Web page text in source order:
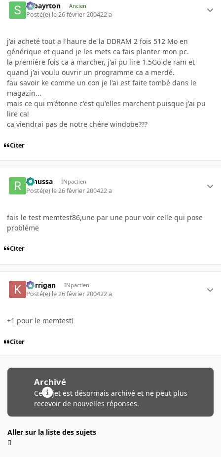
sebayrton Ancien
Posté(e) le 26 février 200422 a
j'ai acheté tout a l'haure de la DDRAM 2 fois 512 Mo en
générique et quand je les mets ca fais planter mon pc.
la premiére fois ca a marcher, j'ai pu lire 1.5Go de ram et
quand j'ai voulu ouvrir un programme ca a merdé.
fau savoir ke comme un con je l'ai est faite tombé dans le
magazin...
mais ce qui m'étonne c'est qu'elles marchent puisque j'ai pu
lire ca!
ca viendrai pas de notre chére windobe???
Citer
renussa INpactien
Posté(e) le 26 février 200422 a
fais le test memtest86,une par une pour voir celle qui pose
probléme
Citer
korrigan INpactien
Posté(e) le 26 février 200422 a
+1 pour le memtest!
Citer
Archivé
Ce sujet est désormais archivé et ne peut plus
recevoir de nouvelles réponses.
Aller sur la liste des sujets